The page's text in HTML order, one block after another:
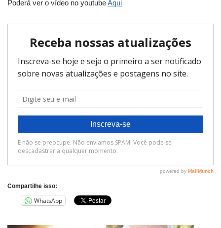
Poderá ver o vídeo no youtubeAqui
Compartilhe isso:
WhatsApp